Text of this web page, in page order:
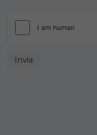
Invia